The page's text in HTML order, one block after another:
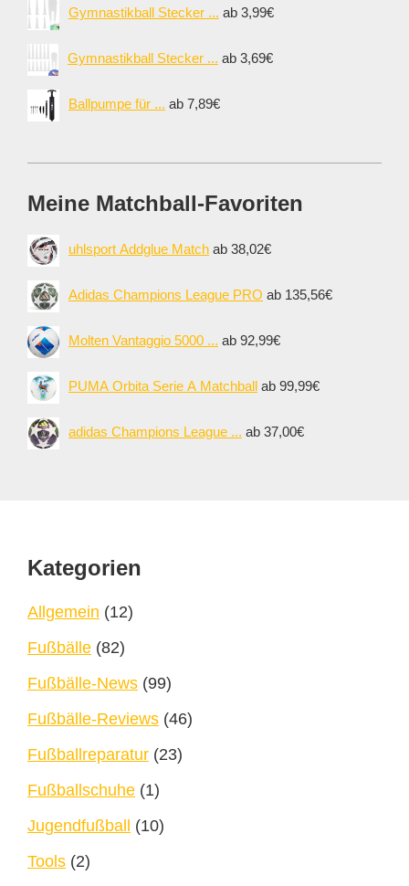
Gymnastikball Stecker ... ab 3,99€
Gymnastikball Stecker ... ab 3,69€
Ballpumpe für ... ab 7,89€
Meine Matchball-Favoriten
uhlsport Addglue Match ab 38,02€
Adidas Champions League PRO ab 135,56€
Molten Vantaggio 5000 ... ab 92,99€
PUMA Orbita Serie A Matchball ab 99,99€
adidas Champions League ... ab 37,00€
Footer
Kategorien
Allgemein (12)
Fußbälle (82)
Fußbälle-News (99)
Fußbälle-Reviews (46)
Fußballreparatur (23)
Fußballschuhe (1)
Jugendfußball (10)
Tools (2)